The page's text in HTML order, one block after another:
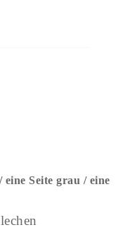
Seite grau / eine